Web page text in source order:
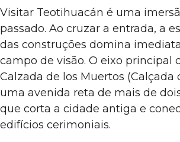
Visitar Teotihuacán é uma
passado. Ao cruzar a entrada, a
das construções domina
campo de visão. O eixo principal
Calzada de los Muertos (Calçada
uma avenida reta de mais de
que corta a cidade antiga e
edifícios cerimoniais.